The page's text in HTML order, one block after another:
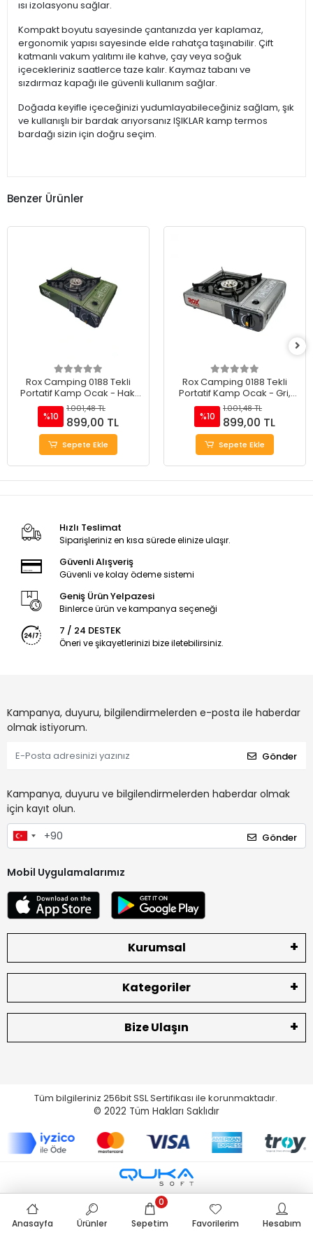
ısı izolasyonu sağlar.
Kompakt boyutu sayesinde çantanızda yer kaplamaz,
ergonomik yapısı sayesinde elde rahatça taşınabilir. Çift
katmanlı vakum yalıtımı ile kahve, çay veya soğuk
içecekleriniz saatlerce taze kalır. Kaymaz tabanı ve
sızdırmaz kapağı ile güvenli kullanım sağlar.
Doğada keyifle içeceğinizi yudumlayabileceğiniz sağlam, şık
ve kullanışlı bir bardak arıyorsanız IŞIKLAR kamp termos
bardağı sizin için doğru seçim.
Benzer Ürünler
Rox Camping 0188 Tekli
Portatif Kamp Ocak - Haki
Yeşil, Rüzgarlıklı, Ekstra Gaz
Girişli
%10
1.001,48 TL
899,00 TL
Sepete Ekle
Rox Camping 0188 Tekli
Portatif Kamp Ocak - Gri,
Rüzgarlıklı, Ekstra Gaz Girişli
%10
1.001,48 TL
899,00 TL
Sepete Ekle
Hızlı Teslimat
Siparişleriniz en kısa sürede elinize ulaşır.
Güvenli Alışveriş
Güvenli ve kolay ödeme sistemi
Geniş Ürün Yelpazesi
Binlerce ürün ve kampanya seçeneği
7 / 24 DESTEK
Öneri ve şikayetlerinizi bize iletebilirsiniz.
Kampanya, duyuru, bilgilendirmelerden e-posta ile haberdar
olmak istiyorum.
Gönder
Kampanya, duyuru ve bilgilendirmelerden haberdar olmak
için kayıt olun.
Gönder
Mobil Uygulamalarımız
Kurumsal
Kategoriler
Bize Ulaşın
Tüm bilgileriniz 256bit SSL Sertifikası ile korunmaktadır.
© 2022 Tüm Hakları Saklıdır
Anasayfa Ürünler Sepetim
0
Favorilerim
Hesabım